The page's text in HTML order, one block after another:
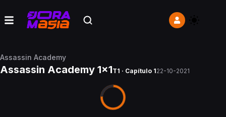
Assassin Academy
Assassin Academy 1x1T1 · Capítulo 122-10-2021